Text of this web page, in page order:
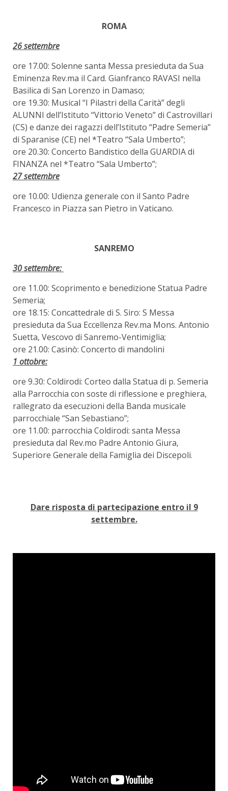
ROMA
26 settembre
ore 17.00: Solenne santa Messa presieduta da Sua
Eminenza Rev.ma il Card. Gianfranco RAVASI nella
Basilica di San Lorenzo in Damaso;
ore 19.30: Musical “I Pilastri della Carità” degli
ALUNNI dell’Istituto “Vittorio Veneto” di Castrovillari
(CS) e danze dei ragazzi dell’Istituto “Padre Semeria”
di Sparanise (CE) nel *Teatro “Sala Umberto”;
ore 20.30: Concerto Bandistico della GUARDIA di
FINANZA nel *Teatro “Sala Umberto”;
27 settembre
ore 10.00: Udienza generale con il Santo Padre
Francesco in Piazza san Pietro in Vaticano.
SANREMO
30 settembre:
ore 11.00: Scoprimento e benedizione Statua Padre
Semeria;
ore 18.15: Concattedrale di S. Siro: S Messa
presieduta da Sua Eccellenza Rev.ma Mons. Antonio
Suetta, Vescovo di Sanremo-Ventimiglia;
ore 21.00: Casinò: Concerto di mandolini
1 ottobre:
ore 9.30: Coldirodi: Corteo dalla Statua di p. Semeria
alla Parrocchia con soste di riflessione e preghiera,
rallegrato da esecuzioni della Banda musicale
parrocchiale “San Sebastiano”;
ore 11.00: parrocchia Coldirodi: santa Messa
presieduta dal Rev.mo Padre Antonio Giura,
Superiore Generale della Famiglia dei Discepoli.
Dare risposta di partecipazione entro il 9
settembre.